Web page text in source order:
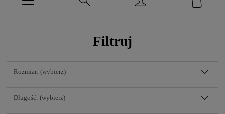
Filtruj
Rozmiar: (wybierz)
Długość: (wybierz)